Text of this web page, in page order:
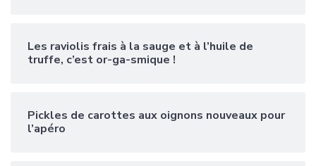
Les raviolis frais à la sauge et à l’huile de
truffe, c’est or-ga-smique !
Pickles de carottes aux oignons nouveaux pour
l’apéro